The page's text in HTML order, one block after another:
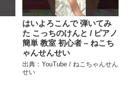
はいよろこんで 弾いてみ
た こっちのけんと / ピアノ
簡単 教室 初心者 – ねこち
ゃんせんせい
出典：YouTube / ねこちゃんせん
せい